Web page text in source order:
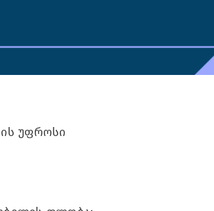
უფროსი